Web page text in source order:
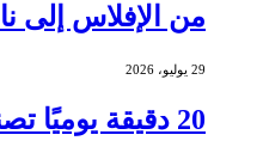
من الإفلاس إلى نادي
29 يوليو، 2026
20 دقيقة يوميًا تصنع المعجزة.. شاب يجني أرباحًا بـ 462 ألف دولار من الشموع